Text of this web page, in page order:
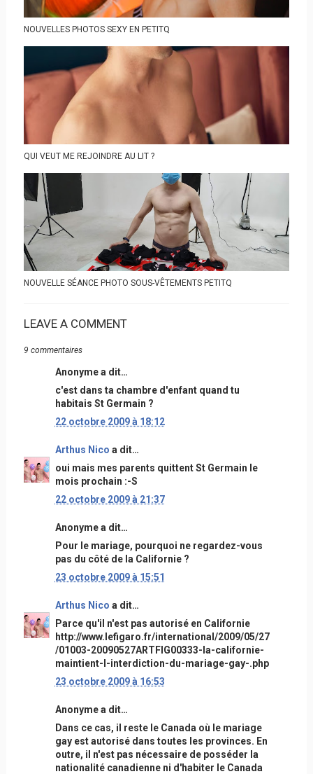
NOUVELLES PHOTOS SEXY EN PETITQ
QUI VEUT ME REJOINDRE AU LIT ?
NOUVELLE SÉANCE PHOTO SOUS-VÊTEMENTS PETITQ
LEAVE A COMMENT
9 commentaires
Anonyme a dit…
c'est dans ta chambre d'enfant quand tu
habitais St Germain ?
22 octobre 2009 à 18:12
Arthus Nico a dit…
oui mais mes parents quittent St Germain le
mois prochain :-S
22 octobre 2009 à 21:37
Anonyme a dit…
Pour le mariage, pourquoi ne regardez-vous
pas du côté de la Californie ?
23 octobre 2009 à 15:51
Arthus Nico a dit…
Parce qu'il n'est pas autorisé en Californie
http://www.lefigaro.fr/international/2009/05/27
/01003-20090527ARTFIG00333-la-californie-
maintient-l-interdiction-du-mariage-gay-.php
23 octobre 2009 à 16:53
Anonyme a dit…
Dans ce cas, il reste le Canada où le mariage
gay est autorisé dans toutes les provinces. En
outre, il n'est pas nécessaire de posséder la
nationalité canadienne ni d'habiter le Canada